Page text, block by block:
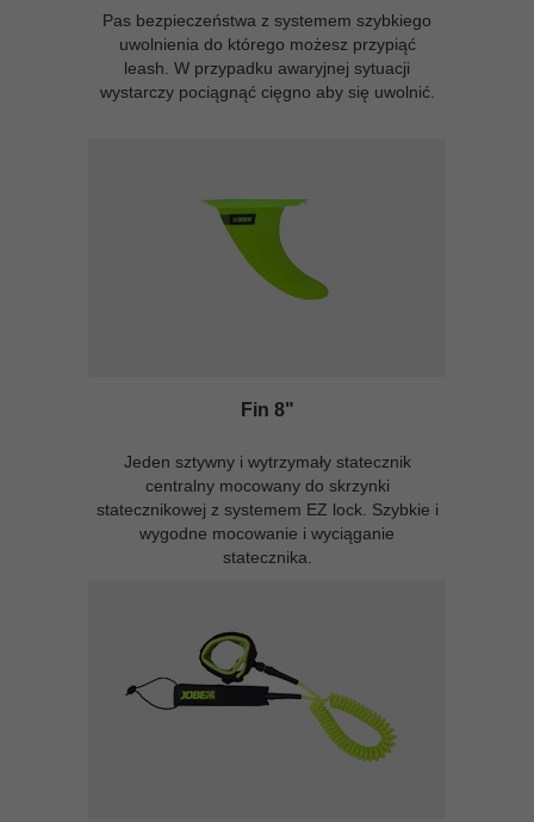
Pas bezpieczeństwa z systemem szybkiego
uwolnienia do którego możesz przypiąć
leash. W przypadku awaryjnej sytuacji
wystarczy pociągnąć cięgno aby się uwolnić.
Fin 8"
Jeden sztywny i wytrzymały statecznik
centralny mocowany do skrzynki
statecznikowej z systemem EZ lock. Szybkie i
wygodne mocowanie i wyciąganie
statecznika.